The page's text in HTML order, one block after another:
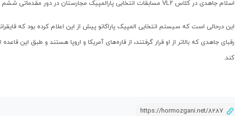
اسلام جاهدی در کلاس VL۲ مسابقات انتخابی پارالمپیک مجارستان در دور مقدماتی ششم و در نیمه‌نهایی نهم شد.
این درحالی است که سیستم انتخابی المپیک پاراکانو پیش از این اعلام کرده بود که
کند.
https://hormozgani.net/8287